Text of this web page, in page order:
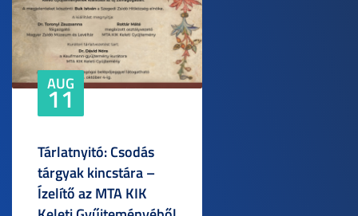
AUG
11
Tárlatnyitó: Csodás
tárgyak kincstára –
Ízelítő az MTA KIK